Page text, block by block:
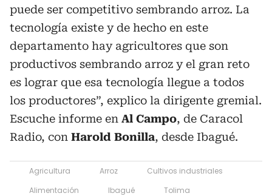
puede ser competitivo sembrando arroz. La
tecnología existe y de hecho en este
departamento hay agricultores que son
productivos sembrando arroz y el gran reto
es lograr que esa tecnología llegue a todos
los productores”, explico la dirigente gremial.
Escuche informe en Al Campo, de Caracol
Radio, con Harold Bonilla, desde Ibagué.
Agricultura Arroz
Cultivos industriales
Alimentación
Ibagué Tolima